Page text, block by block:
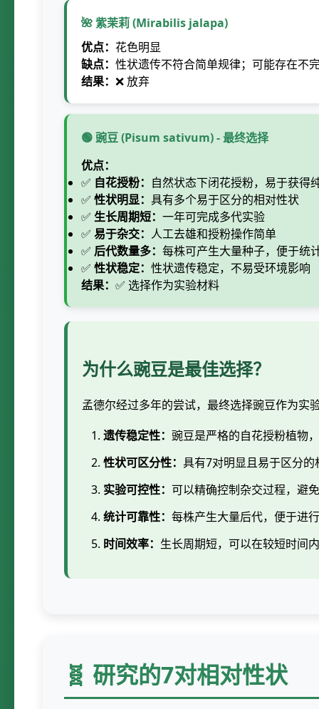
🌺 紫茉莉 (Mirabilis jalapa)
优点： 花色明显
缺点： 性状遗传不符合简单规律；可能存在不
结果： ❌ 放弃
🟢 豌豆 (Pisum sativum) - 最终选择
优点：
✅ 自花授粉： 自然状态下闭花授粉，易于获得
✅ 性状明显： 具有多个易于区分的相对性状
✅ 生长周期短： 一年可完成多代实验
✅ 易于杂交： 人工去雄和授粉操作简单
✅ 后代数量多： 每株可产生大量种子，便于统
✅ 性状稳定： 性状遗传稳定，不易受环境影响
结果： ✅ 选择作为实验材料
为什么豌豆是最佳选择？
孟德尔经过多年的尝试，最终选择豌豆作为实
遗传稳定性： 豌豆是严格的自花授粉植物
性状可区分性： 具有7对明显且易于区分的
实验可控性： 可以精确控制杂交过程，避
统计可靠性： 每株产生大量后代，便于进
时间效率： 生长周期短，可以在较短时间
🧬 研究的7对相对性状